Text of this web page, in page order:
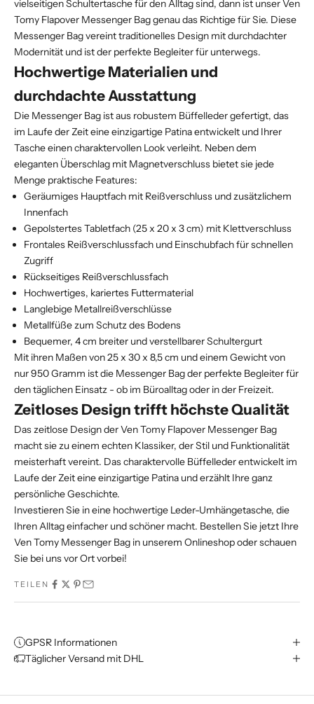
vielseitigen Schultertasche für den Alltag sind, dann ist unser Ven
Tomy Flapover Messenger Bag genau das Richtige für Sie. Diese
Messenger Bag vereint traditionelles Design mit durchdachter
Modernität und ist der perfekte Begleiter für unterwegs.
Hochwertige Materialien und
durchdachte Ausstattung
Die Messenger Bag ist aus robustem Büffelleder gefertigt, das
im Laufe der Zeit eine einzigartige Patina entwickelt und Ihrer
Tasche einen charaktervollen Look verleiht. Neben dem
eleganten Überschlag mit Magnetverschluss bietet sie jede
Menge praktische Features:
Geräumiges Hauptfach mit Reißverschluss und zusätzlichem
Innenfach
Gepolstertes Tabletfach (25 x 20 x 3 cm) mit Klettverschluss
Frontales Reißverschlussfach und Einschubfach für schnellen
Zugriff
Rückseitiges Reißverschlussfach
Hochwertiges, kariertes Futtermaterial
Langlebige Metallreißverschlüsse
Metallfüße zum Schutz des Bodens
Bequemer, 4 cm breiter und verstellbarer Schultergurt
Mit ihren Maßen von 25 x 30 x 8,5 cm und einem Gewicht von
nur 950 Gramm ist die Messenger Bag der perfekte Begleiter für
den täglichen Einsatz - ob im Büroalltag oder in der Freizeit.
Zeitloses Design trifft höchste Qualität
Das zeitlose Design der Ven Tomy Flapover Messenger Bag
macht sie zu einem echten Klassiker, der Stil und Funktionalität
meisterhaft vereint. Das charaktervolle Büffelleder entwickelt im
Laufe der Zeit eine einzigartige Patina und erzählt Ihre ganz
persönliche Geschichte.
Investieren Sie in eine hochwertige Leder-Umhängetasche, die
Ihren Alltag einfacher und schöner macht. Bestellen Sie jetzt Ihre
Ven Tomy Messenger Bag in unserem Onlineshop oder schauen
Sie bei uns vor Ort vorbei!
TEILEN
GPSR Informationen
Täglicher Versand mit DHL